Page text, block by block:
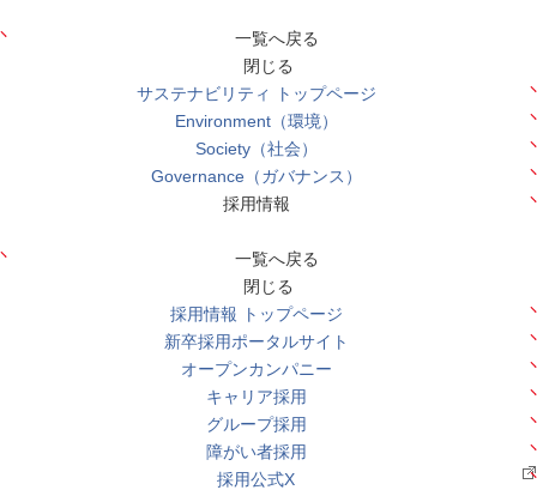
一覧へ戻る
閉じる
サステナビリティ トップページ
Environment（環境）
Society（社会）
Governance（ガバナンス）
採用情報
一覧へ戻る
閉じる
採用情報 トップページ
新卒採用ポータルサイト
オープンカンパニー
キャリア採用
グループ採用
障がい者採用
採用公式X